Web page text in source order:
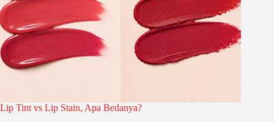
Lip Tint vs Lip Stain, Apa Bedanya?